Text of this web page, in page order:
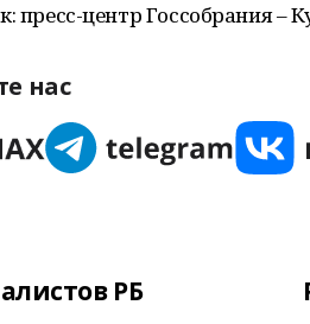
пресс-центр Госсобрания –
нас
РБ